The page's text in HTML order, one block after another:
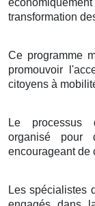
transformation
Ce programme
promouvoir
citoyens à
Le processus
organisé pour
encourageant de
Les spécialistes